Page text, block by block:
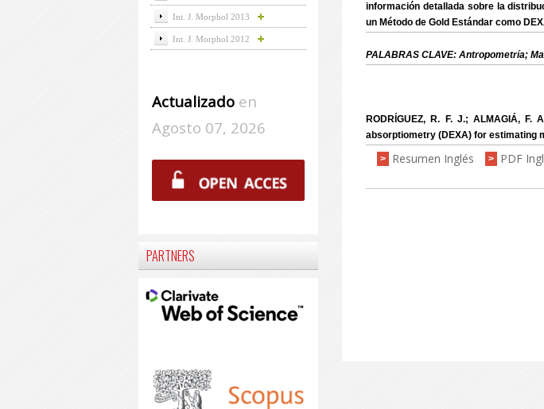
información detallada sobre la
un Método de Gold Estándar como
PALABRAS CLAVE: Antropometría;
RODRÍGUEZ, R. F. J.; ALMAGIÁ,
absorptiometry (DEXA) for estimating
> Resumen Inglés > PDF
Int. J. Morphol 2013
Int. J. Morphol 2012
Actualizadoen
Agosto 07, 2026
PARTNERS